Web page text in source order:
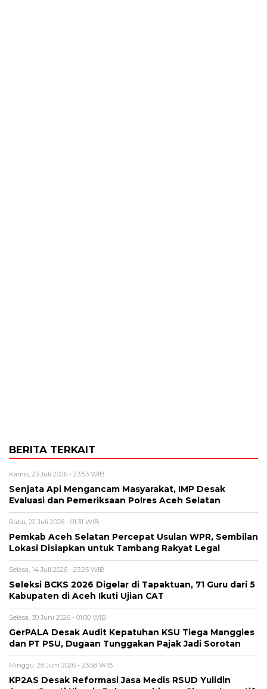
BERITA TERKAIT
Kamis, 23 Juli 2026 - 23:53 WIB
Senjata Api Mengancam Masyarakat, IMP Desak
Evaluasi dan Pemeriksaan Polres Aceh Selatan
Rabu, 22 Juli 2026 - 01:31 WIB
Pemkab Aceh Selatan Percepat Usulan WPR, Sembilan
Lokasi Disiapkan untuk Tambang Rakyat Legal
Selasa, 14 Juli 2026 - 23:25 WIB
Seleksi BCKS 2026 Digelar di Tapaktuan, 71 Guru dari 5
Kabupaten di Aceh Ikuti Ujian CAT
Selasa, 30 Juni 2026 - 01:00 WIB
GerPALA Desak Audit Kepatuhan KSU Tiega Manggies
dan PT PSU, Dugaan Tunggakan Pajak Jadi Sorotan
Minggu, 28 Juni 2026 - 23:58 WIB
KP2AS Desak Reformasi Jasa Medis RSUD Yulidin